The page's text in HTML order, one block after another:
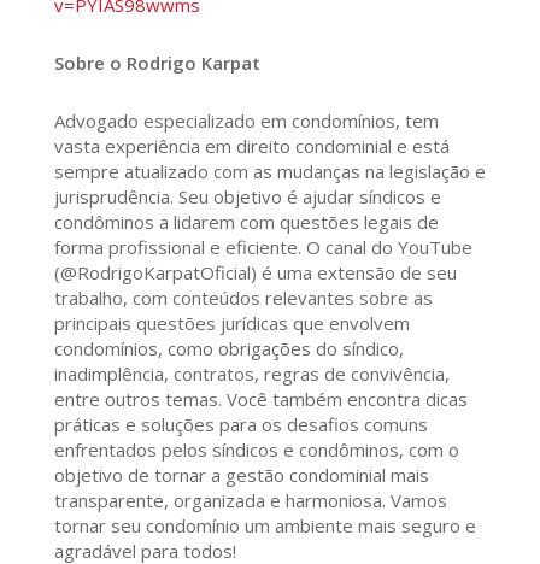
Sobre o Rodrigo Karpat
Advogado especializado em condomínios, tem
vasta experiência em direito condominial e está
sempre atualizado com as mudanças na legislação e
jurisprudência. Seu objetivo é ajudar síndicos e
condôminos a lidarem com questões legais de
forma profissional e eficiente. O canal do YouTube
(@RodrigoKarpatOficial) é uma extensão de seu
trabalho, com conteúdos relevantes sobre as
principais questões jurídicas que envolvem
condomínios, como obrigações do síndico,
inadimplência, contratos, regras de convivência,
entre outros temas. Você também encontra dicas
práticas e soluções para os desafios comuns
enfrentados pelos síndicos e condôminos, com o
objetivo de tornar a gestão condominial mais
transparente, organizada e harmoniosa. Vamos
tornar seu condomínio um ambiente mais seguro e
agradável para todos!